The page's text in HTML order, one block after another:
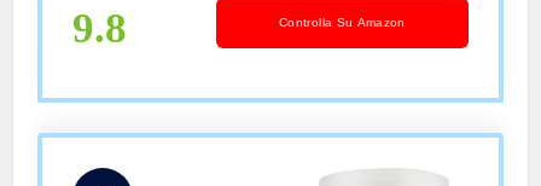
Viso Idratante Luminous Anti Macchie
9.8 Controlla Su Amazon